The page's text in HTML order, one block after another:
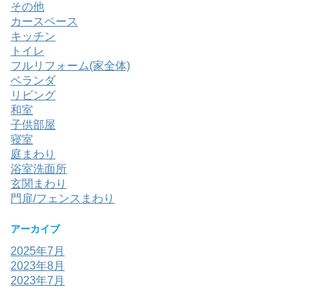
その他
カースペース
キッチン
トイレ
フルリフォーム(家全体)
ベランダ
リビング
和室
子供部屋
寝室
庭まわり
浴室洗面所
玄関まわり
門扉/フェンスまわり
アーカイブ
2025年7月
2023年8月
2023年7月